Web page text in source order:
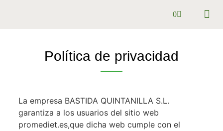
0
Política de privacidad
La empresa BASTIDA QUINTANILLA S.L.
garantiza a los usuarios del sitio web
promediet.es,que dicha web cumple con el